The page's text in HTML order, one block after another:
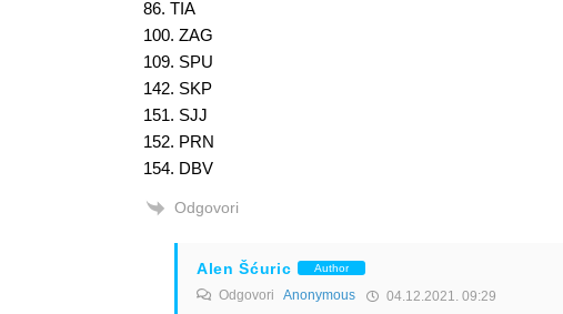
86. TIA
100. ZAG
109. SPU
142. SKP
151. SJJ
152. PRN
154. DBV
Odgovori
Alen Šćuric Author
Odgovori Anonymous 04.12.2021. 09:29